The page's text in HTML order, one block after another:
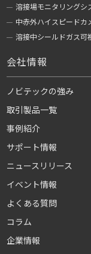
溶接場モニタリングシ
中赤外ハイスピードカ
溶接中シールドガス可
会社情報
ノビテックの強み
取引製品一覧
事例紹介
サポート情報
ニュースリリース
イベント情報
よくある質問
コラム
企業情報